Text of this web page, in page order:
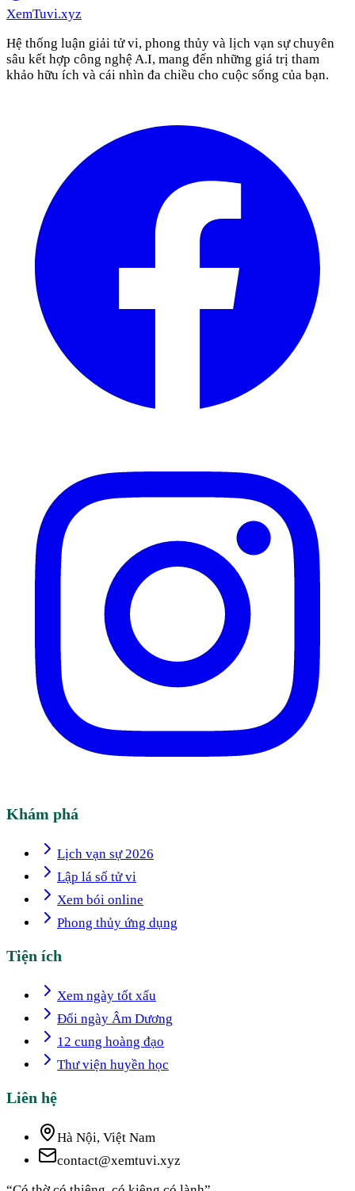
XemTuvi.xyz
Hệ thống luận giải tử vi, phong thủy và lịch vạn sự chuyên
sâu kết hợp công nghệ A.I, mang đến những giá trị tham
khảo hữu ích và cái nhìn đa chiều cho cuộc sống của bạn.
Khám phá
Lịch vạn sự 2026
Lập lá số tử vi
Xem bói online
Phong thủy ứng dụng
Tiện ích
Xem ngày tốt xấu
Đổi ngày Âm Dương
12 cung hoàng đạo
Thư viện huyền học
Liên hệ
Hà Nội, Việt Nam
contact@xemtuvi.xyz